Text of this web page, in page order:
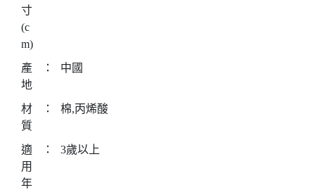
寸
(c
m)
產
地
： 中國
材
質
： 棉,丙烯酸
適
用
年
： 3歲以上